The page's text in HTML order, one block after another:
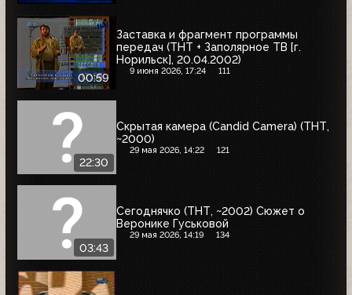
00:59
Заставка и фрагмент программы
передач (ТНТ + Заполярное ТВ [г.
Норильск], 20.04.2002)
9 июня 2026, 17:24 111
22:30
Скрытая камера (Candid Camera) (ТНТ,
~2000)
29 мая 2026, 14:22 121
03:43
Сегоднячко (ТНТ, ~2002) Сюжет о
Веронике Гуськовой
29 мая 2026, 14:19 134